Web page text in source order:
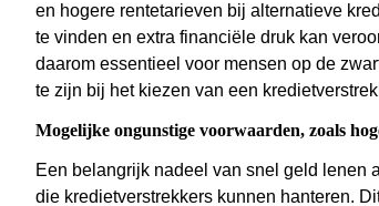
en hogere rentetarieven bij alternatieve
te vinden en extra financiële druk kan
daarom essentieel voor mensen op de
te zijn bij het kiezen van een
Mogelijke ongunstige voorwaarden, zoals
Een belangrijk nadeel van snel geld lenen
die kredietverstrekkers kunnen hanteren.